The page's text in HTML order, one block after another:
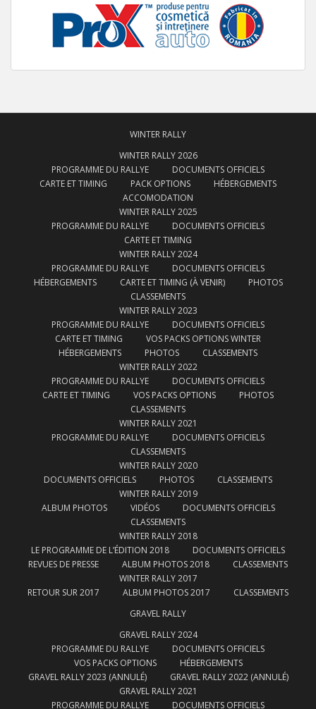
WINTER RALLY
WINTER RALLY 2026
PROGRAMME DU RALLYE
DOCUMENTS OFFICIELS
CARTE ET TIMING
PACK OPTIONS
HÉBERGEMENTS
ACCOMODATION
WINTER RALLY 2025
PROGRAMME DU RALLYE
DOCUMENTS OFFICIELS
CARTE ET TIMING
WINTER RALLY 2024
PROGRAMME DU RALLYE
DOCUMENTS OFFICIELS
HÉBERGEMENTS
CARTE ET TIMING (À VENIR)
PHOTOS
CLASSEMENTS
WINTER RALLY 2023
PROGRAMME DU RALLYE
DOCUMENTS OFFICIELS
CARTE ET TIMING
VOS PACKS OPTIONS WINTER
HÉBERGEMENTS
PHOTOS
CLASSEMENTS
WINTER RALLY 2022
PROGRAMME DU RALLYE
DOCUMENTS OFFICIELS
CARTE ET TIMING
VOS PACKS OPTIONS
PHOTOS
CLASSEMENTS
WINTER RALLY 2021
PROGRAMME DU RALLYE
DOCUMENTS OFFICIELS
CLASSEMENTS
WINTER RALLY 2020
DOCUMENTS OFFICIELS
PHOTOS
CLASSEMENTS
WINTER RALLY 2019
ALBUM PHOTOS
VIDÉOS
DOCUMENTS OFFICIELS
CLASSEMENTS
WINTER RALLY 2018
LE PROGRAMME DE L’ÉDITION 2018
DOCUMENTS OFFICIELS
REVUES DE PRESSE
ALBUM PHOTOS 2018
CLASSEMENTS
WINTER RALLY 2017
RETOUR SUR 2017
ALBUM PHOTOS 2017
CLASSEMENTS
GRAVEL RALLY
GRAVEL RALLY 2024
PROGRAMME DU RALLYE
DOCUMENTS OFFICIELS
VOS PACKS OPTIONS
HÉBERGEMENTS
GRAVEL RALLY 2023 (ANNULÉ)
GRAVEL RALLY 2022 (ANNULÉ)
GRAVEL RALLY 2021
PROGRAMME DU RALLYE
DOCUMENTS OFFICIELS